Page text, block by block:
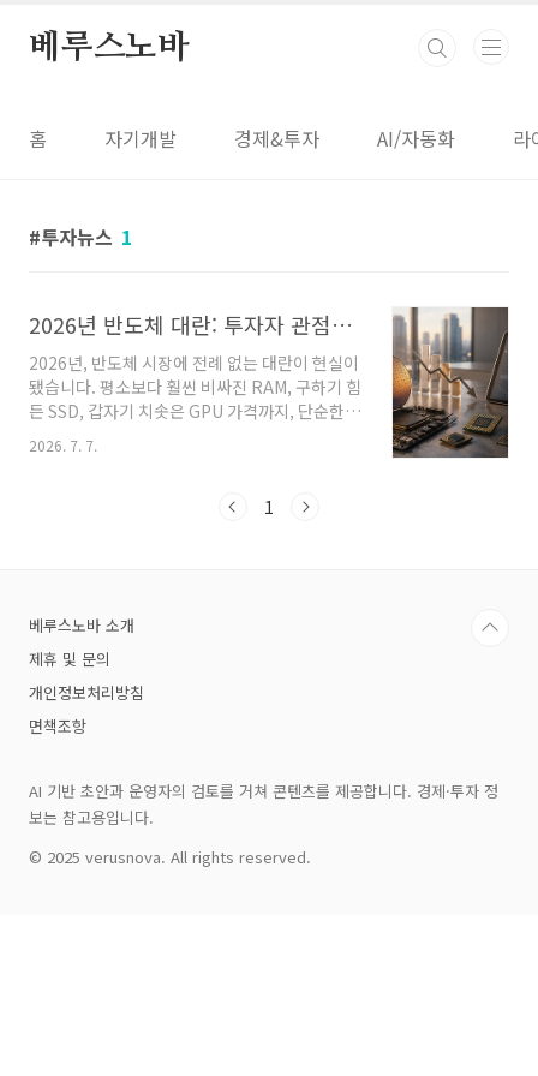
베루스노바
홈 자기개발 경제&투자 AI/자동화 라
투자뉴스 1
2026년 반도체 대란: 투자자 관점에서 기회와 위험은 무엇인가
2026년, 반도체 시장에 전례 없는 대란이 현실이
됐습니다. 평소보다 훨씬 비싸진 RAM, 구하기 힘
든 SSD, 갑자기 치솟은 GPU 가격까지, 단순한
공급망 이슈를 넘어 AI 데이터센터의 폭발적 성
장과 HBM, DDR5 생산 집중이 시장 구조 자체를
도체 대란의 진짜 원인과 실제 데이터, 주요 기업
게까지 커졌나?이번 대란의 핵심 배경에는 AI 기
술 수요의 폭발적 증가가 자리 잡고 있습니다. 특
히 HBM(고대역폭 메모리)과 서버용 DDR5
DRAM의 대규모 생산 전환으로 인..
2026. 7. 7.
1
베루스노바 소개
제휴 및 문의
개인정보처리방침
면책조항
AI 기반 초안과 운영자의 검토를 거쳐 콘텐츠를 제공합니다. 경제·투자 정
보는 참고용입니다.
© 2025 verusnova. All rights reserved.